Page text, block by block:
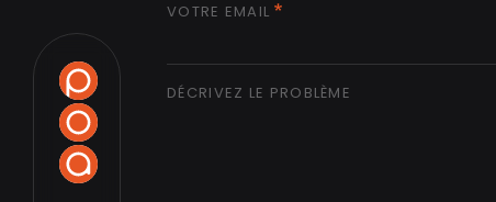
VOTRE EMAIL
DÉCRIVEZ LE PROBLÈME